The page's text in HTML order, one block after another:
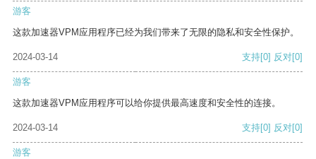
游客
这款加速器VPM应用程序已经为我们带来了无限的隐私和安全性保护。
2024-03-14 支持[0] 反对[0]
游客
这款加速器VPM应用程序可以给你提供最高速度和安全性的连接。
2024-03-14 支持[0] 反对[0]
游客